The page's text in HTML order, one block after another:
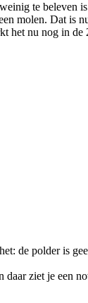
te beleven
molen. Dat is
het nu nog in de
de polder is
ziet je een